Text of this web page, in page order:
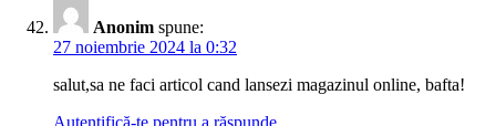
Anonim spune:
27 noiembrie 2024 la 0:32
salut,sa ne faci articol cand lansezi magazinul online, bafta!
Autentifică-te pentru a răspunde